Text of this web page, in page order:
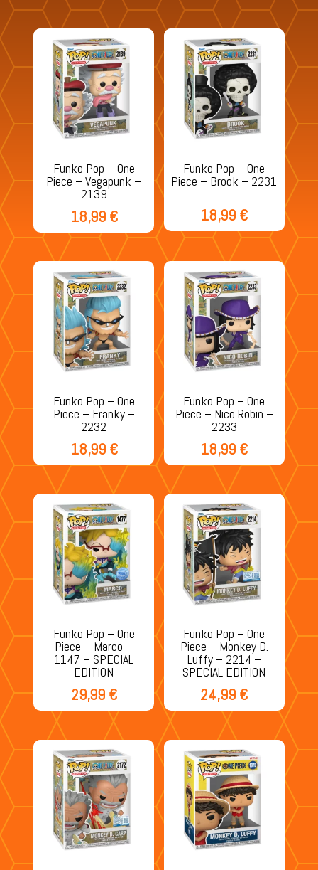
Funko Pop – One
Piece – Vegapunk –
2139
18,99 €
Funko Pop – One
Piece – Brook – 2231
18,99 €
Funko Pop – One
Piece – Franky –
2232
18,99 €
Funko Pop – One
Piece – Nico Robin –
2233
18,99 €
Funko Pop – One
Piece – Marco –
1147 – SPECIAL
EDITION
29,99 €
Funko Pop – One
Piece – Monkey D.
Luffy – 2214 –
SPECIAL EDITION
24,99 €